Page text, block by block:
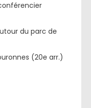
du parc de
(20e arr.)